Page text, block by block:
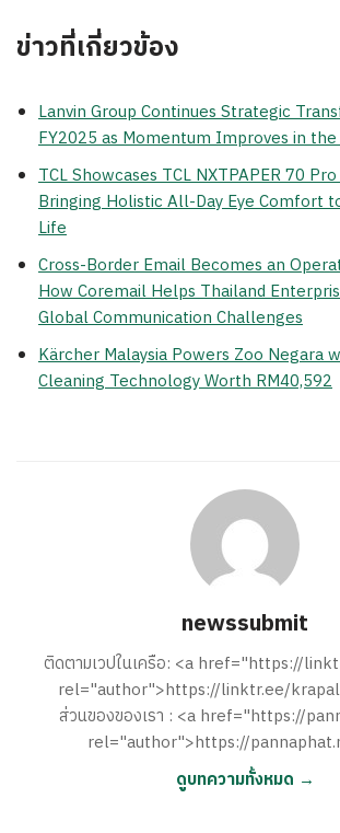
ข่าวที่เกี่ยวข้อง
Lanvin Group Continues Strategic
FY2025 as Momentum Improves in
TCL Showcases TCL NXTPAPER 70
Bringing Holistic All-Day Eye Comfort
Life
Cross-Border Email Becomes an
How Coremail Helps Thailand
Global Communication Challenges
Kärcher Malaysia Powers Zoo Negara
Cleaning Technology Worth RM40,592
newssubmit
ติดตามเวปในเครือ: <a href="https://
rel="author">https://linktr.ee/
ส่วนของของเรา : <a href="https://
rel="author">https://
ดูบทความทั้งหมด →